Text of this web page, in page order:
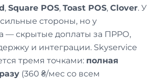
, Square POS, Toast POS, Clover. У
стороны, но у
— скрытые доплаты за ПРРО,
и интеграции. Skyservice
тремя точками: полная
(360 ₴/мес со всем